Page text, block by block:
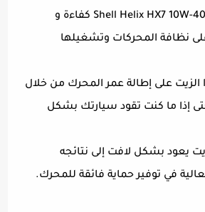
يوفر زيت المحركات Shell Helix HX7 10W-40 كفاءة و
نظافة المحركات وتشغيلها
على إطالة عمر المحرك من خلال
إذا ما كنت تقود سيارتك بشكل
يعود بشكل لافت إلى نتائجه
في توفير حماية فائقة للمحرك.